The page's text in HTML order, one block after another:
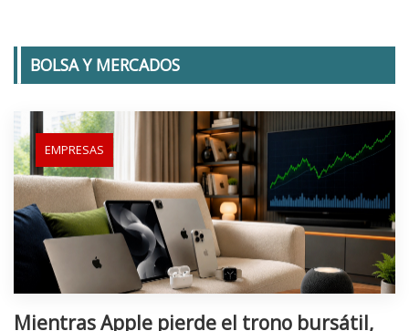
BOLSA Y MERCADOS
EMPRESAS
Mientras Apple pierde el trono bursátil,